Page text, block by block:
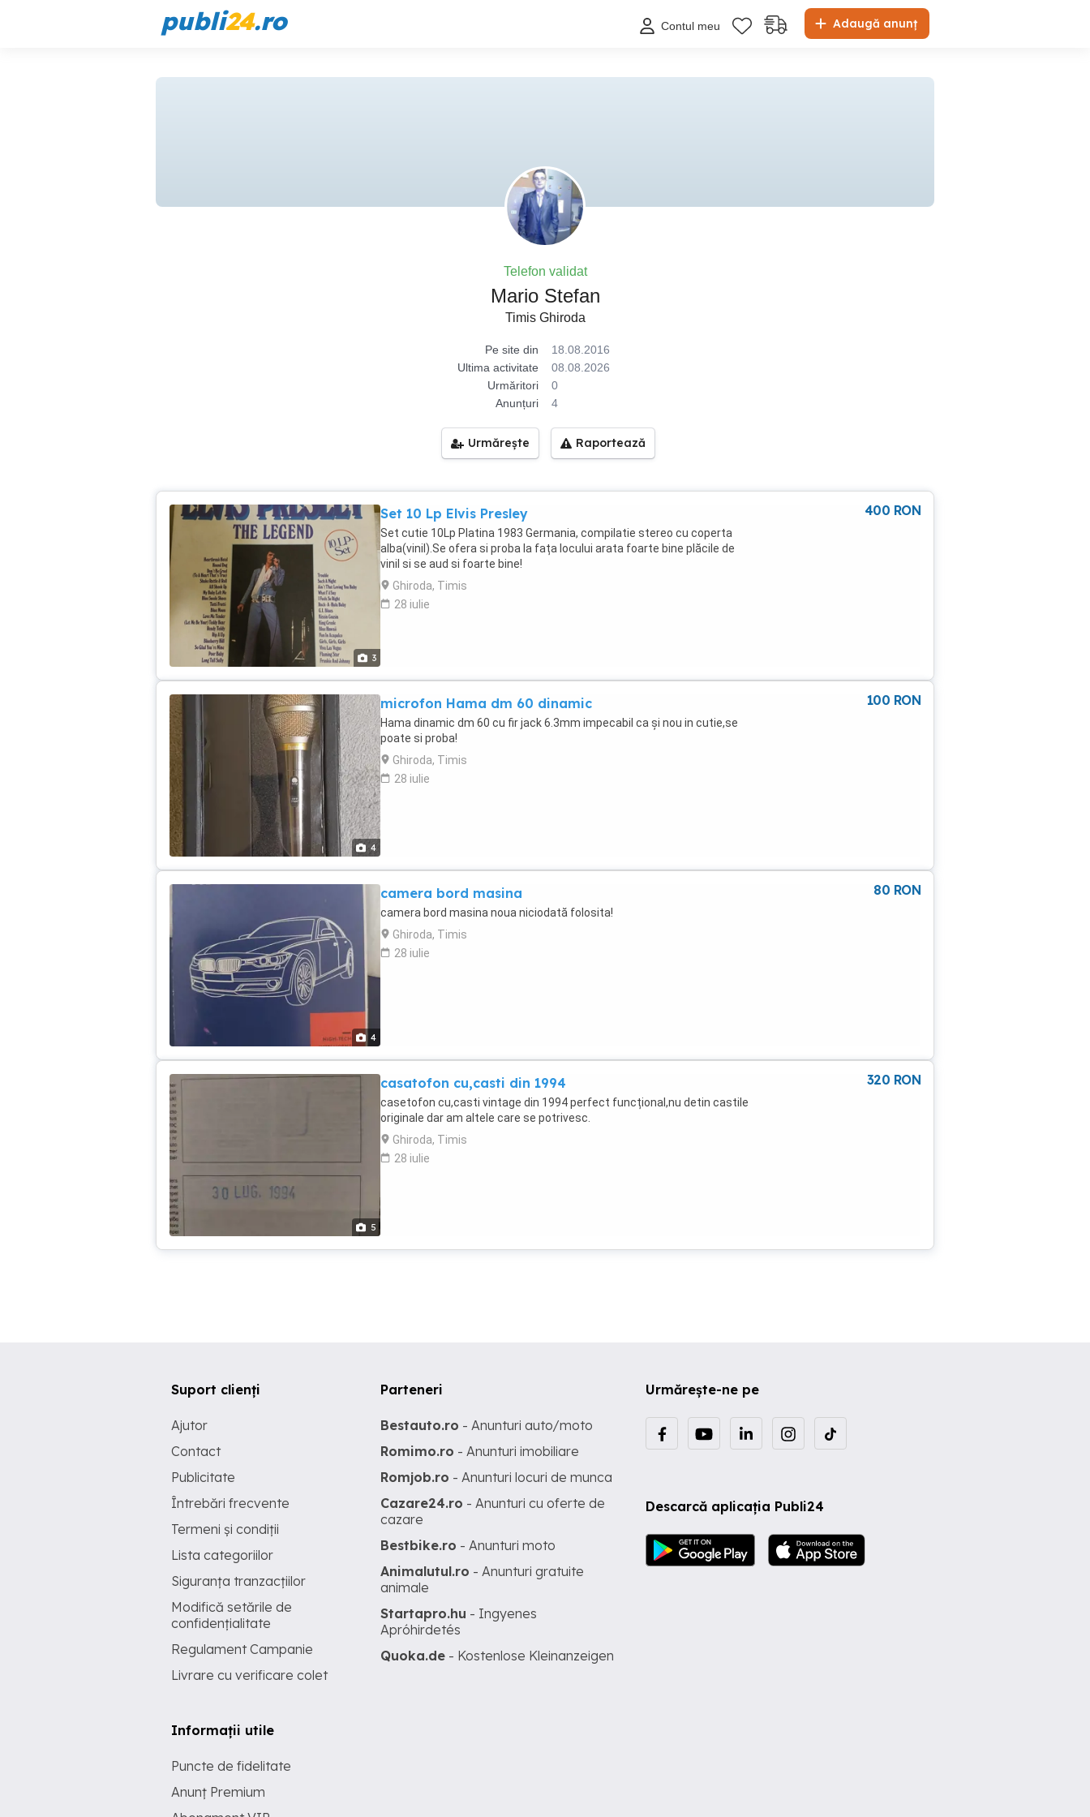
publi24.ro Adaugă anunț
Contul meu
Telefon validat
Mario Stefan
Timis Ghiroda
Pe site din
18.08.2016
Ultima activitate
08.08.2026
Urmăritori
0
Anunțuri
4
Urmărește Raportează
3
Set 10 Lp Elvis Presley
Set cutie 10Lp Platina 1983 Germania, compilatie stereo cu coperta
alba(vinil).Se ofera si proba la fața locului arata foarte bine plăcile de
vinil si se aud si foarte bine!
Ghiroda, Timis
28 iulie
400 RON
4
microfon Hama dm 60 dinamic
Hama dinamic dm 60 cu fir jack 6.3mm impecabil ca și nou in cutie,se
poate si proba!
Ghiroda, Timis
28 iulie
100 RON
4
camera bord masina
camera bord masina noua niciodată folosita!
Ghiroda, Timis
28 iulie
80 RON
5
casatofon cu,casti din 1994
casetofon cu,casti vintage din 1994 perfect funcțional,nu detin castile
originale dar am altele care se potrivesc.
Ghiroda, Timis
28 iulie
320 RON
Urmărește-ne pe
Descarcă aplicația Publi24
Suport clienți
Ajutor
Contact
Publicitate
Întrebări frecvente
Termeni și condiții
Lista categoriilor
Siguranța tranzacțiilor
Modifică setările de
confidențialitate
Regulament Campanie
Livrare cu verificare colet
Informații utile
Puncte de fidelitate
Anunț Premium
Parteneri
Bestauto.ro - Anunturi auto/moto
Romimo.ro - Anunturi imobiliare
Romjob.ro - Anunturi locuri de munca
Cazare24.ro - Anunturi cu oferte de
cazare
Bestbike.ro - Anunturi moto
Animalutul.ro - Anunturi gratuite
animale
Startapro.hu - Ingyenes
Apróhirdetés
Quoka.de - Kostenlose Kleinanzeigen